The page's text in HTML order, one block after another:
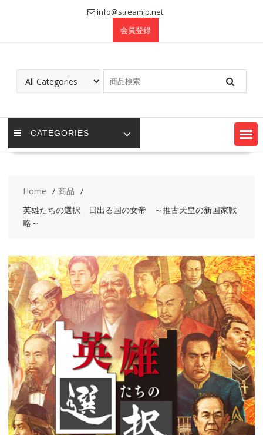
info@streamjp.net
会員登録
CATEGORIES
Home
商品
英雄たちの選択 日出る国の女帝 ～推古天皇の新国家戦
略～